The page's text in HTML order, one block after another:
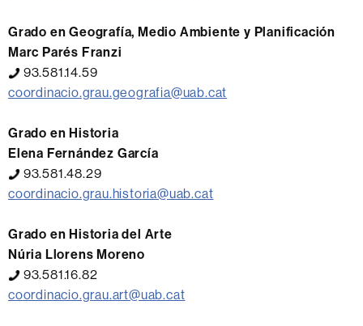
Grado en Geografía, Medio Ambiente y Planificación
Marc Parés Franzi
93.581.14.59
coordinacio.grau.geografia@uab.cat
Grado en Historia
Elena Fernández García
93.581.48.29
coordinacio.grau.historia@uab.cat
Grado en Historia del Arte
Núria Llorens Moreno
93.581.16.82
coordinacio.grau.art@uab.cat